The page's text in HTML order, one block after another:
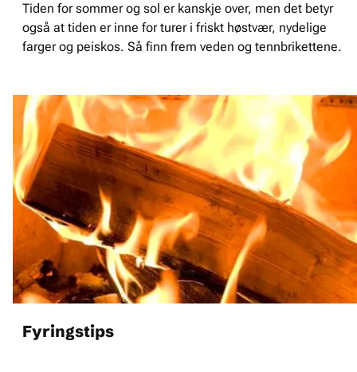
Tiden for sommer og sol er kanskje over, men det betyr
også at tiden er inne for turer i friskt høstvær, nydelige
farger og peiskos. Så finn frem veden og tennbrikettene.
Fyringstips